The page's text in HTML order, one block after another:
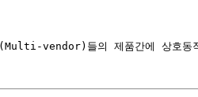
vendor)들의 제품간에 상호동